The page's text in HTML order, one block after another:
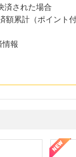
済された場合
額累計（ポイント
情報
現！ブランド品・貴金